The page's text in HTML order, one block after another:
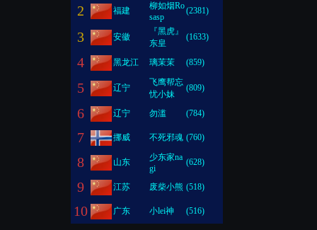
2 福建
柳如烟Ro
sasp
(2381)
3 安徽
『黑虎』
东皇
(1633)
4 黑龙江 璃茉茉 (859)
5 辽宁
飞鹰帮忘
忧小妹
(809)
6 辽宁 勿滥 (784)
7 挪威 不死邪魂 (760)
8 山东
少东家na
gi
(628)
9 江苏 废柴小熊 (518)
10 广东 小lei神 (516)